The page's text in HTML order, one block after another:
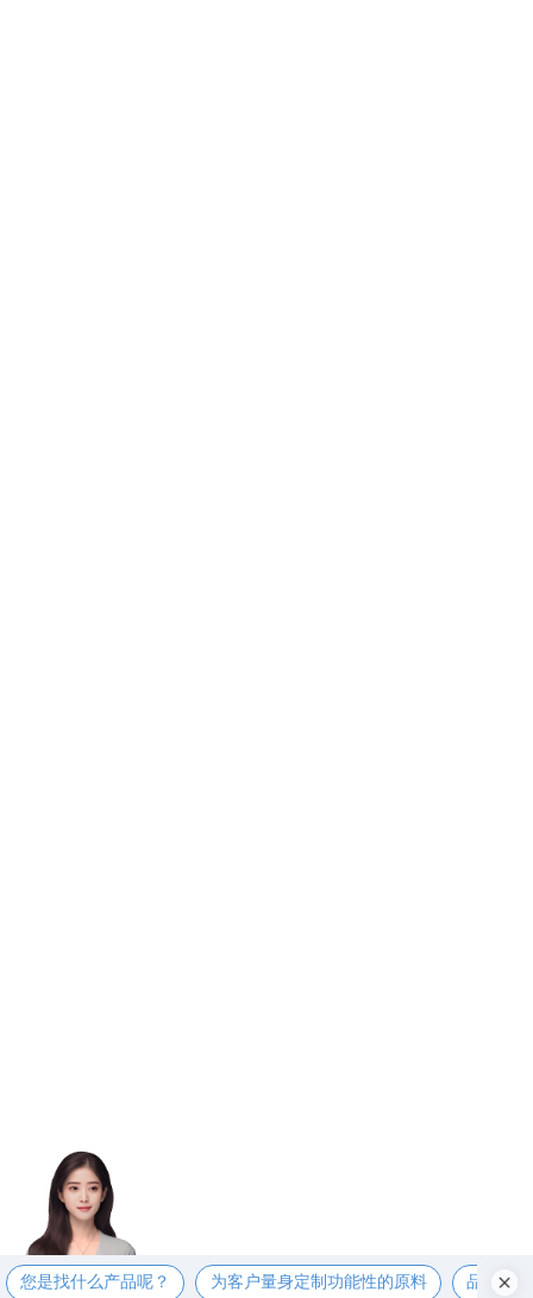
您是找什么产品呢？ 为客户量身定制功能性的原料 品质第